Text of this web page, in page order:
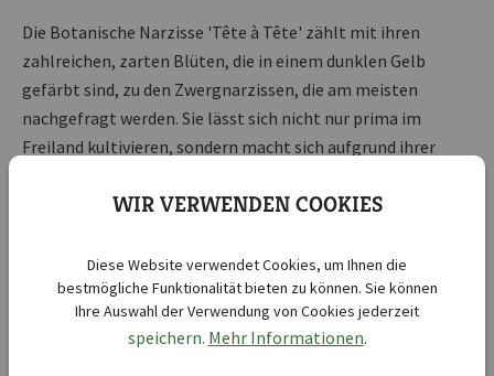
Die Botanische Narzisse 'Tête à Tête' zählt mit ihren
zahlreichen, zarten Blüten, die in einem dunklen Gelb
gefärbt sind, zu den Zwergnarzissen, die am meisten
nachgefragt werden. Sie lässt sich nicht nur prima im
Freiland kultivieren, sondern macht sich aufgrund ihrer
lassen. In der Regel empfiehlt sich eine Gruppenpflanzung.
Kurzbezeichnung :
WIR VERWENDEN COOKIES
Diese Website verwendet Cookies, um Ihnen die
bestmögliche Funktionalität bieten zu können. Sie können
Ihre Auswahl der Verwendung von Cookies jederzeit
speichern. Mehr Informationen.